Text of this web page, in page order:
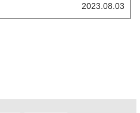
2023.08.03